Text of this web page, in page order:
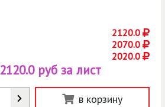
2120.0
2070.0
2020.0
2120.0 руб за лист
в корзину